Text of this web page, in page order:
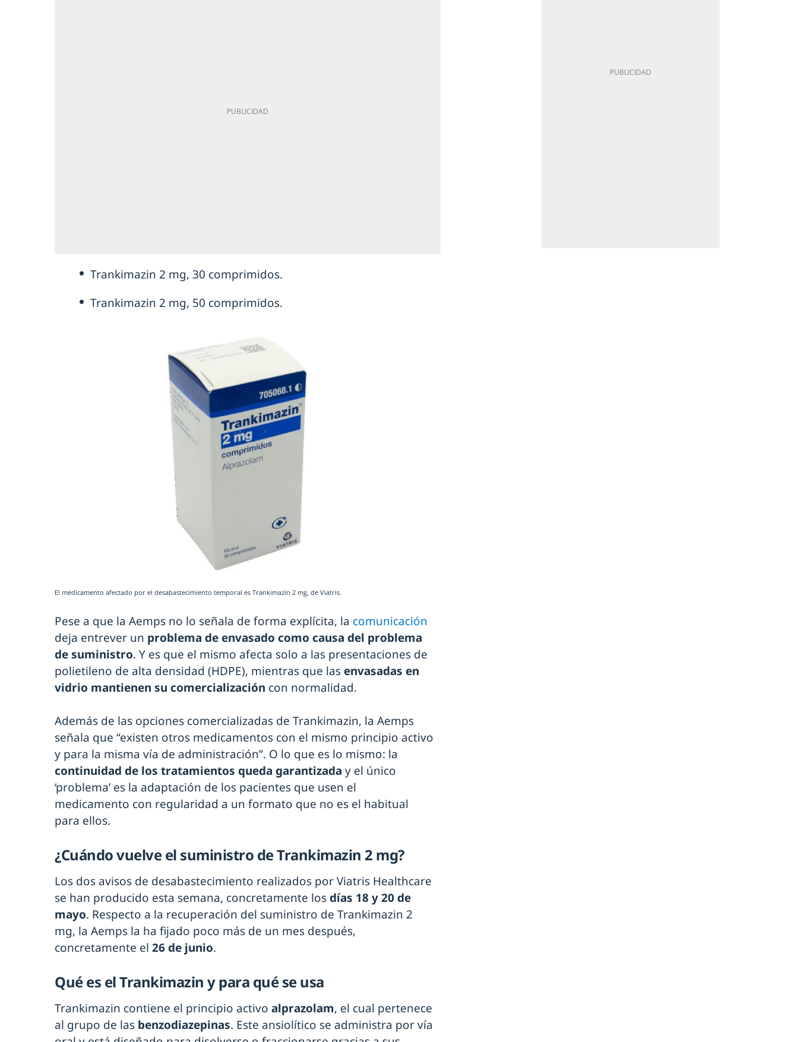
Trankimazin 2 mg, 30 comprimidos.
Trankimazin 2 mg, 50 comprimidos.
El medicamento afectado por el desabastecimiento temporal es Trankimazin 2 mg, de Viatris.
Pese a que la Aemps no lo señala de forma explícita, la comunicación
deja entrever un problema de envasado como causa del problema
de suministro. Y es que el mismo afecta solo a las presentaciones de
polietileno de alta densidad (HDPE), mientras que las envasadas en
vidrio mantienen su comercialización con normalidad.
Además de las opciones comercializadas de Trankimazin, la Aemps
señala que “existen otros medicamentos con el mismo principio activo
y para la misma vía de administración”. O lo que es lo mismo: la
continuidad de los tratamientos queda garantizada y el único
‘problema’ es la adaptación de los pacientes que usen el
medicamento con regularidad a un formato que no es el habitual
para ellos.
¿Cuándo vuelve el suministro de Trankimazin 2 mg?
Los dos avisos de desabastecimiento realizados por Viatris Healthcare
se han producido esta semana, concretamente los días 18 y 20 de
mayo. Respecto a la recuperación del suministro de Trankimazin 2
mg, la Aemps la ha fijado poco más de un mes después,
concretamente el 26 de junio.
Qué es el Trankimazin y para qué se usa
Trankimazin contiene el principio activo alprazolam, el cual pertenece
al grupo de las benzodiazepinas. Este ansiolítico se administra por vía